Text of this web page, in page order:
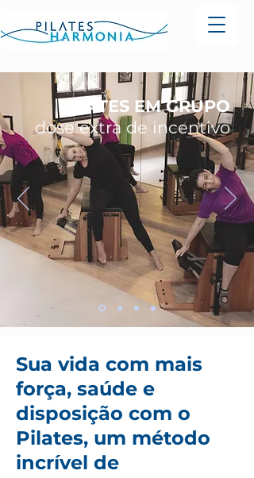
PILATES EM GRUPO
dose extra de incentivo
Sua vida com mais
força, saúde e
disposição com o
Pilates, um método
incrível de